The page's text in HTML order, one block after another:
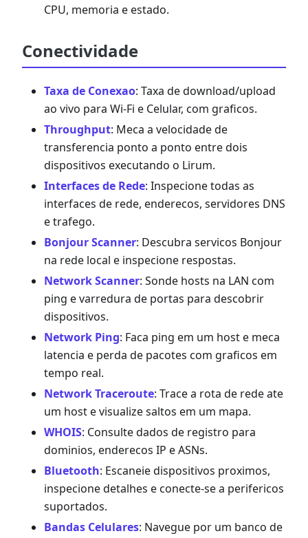
CPU, memoria e estado.
Conectividade
Taxa de Conexao: Taxa de download/upload
ao vivo para Wi-Fi e Celular, com graficos.
Throughput: Meca a velocidade de
transferencia ponto a ponto entre dois
dispositivos executando o Lirum.
Interfaces de Rede: Inspecione todas as
interfaces de rede, enderecos, servidores DNS
e trafego.
Bonjour Scanner: Descubra servicos Bonjour
na rede local e inspecione respostas.
Network Scanner: Sonde hosts na LAN com
ping e varredura de portas para descobrir
dispositivos.
Network Ping: Faca ping em um host e meca
latencia e perda de pacotes com graficos em
tempo real.
Network Traceroute: Trace a rota de rede ate
um host e visualize saltos em um mapa.
WHOIS: Consulte dados de registro para
dominios, enderecos IP e ASNs.
Bluetooth: Escaneie dispositivos proximos,
inspecione detalhes e conecte-se a perifericos
suportados.
Bandas Celulares: Navegue por um banco de